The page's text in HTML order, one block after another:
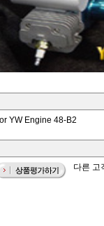
YW Engine 48-B2
다른 고